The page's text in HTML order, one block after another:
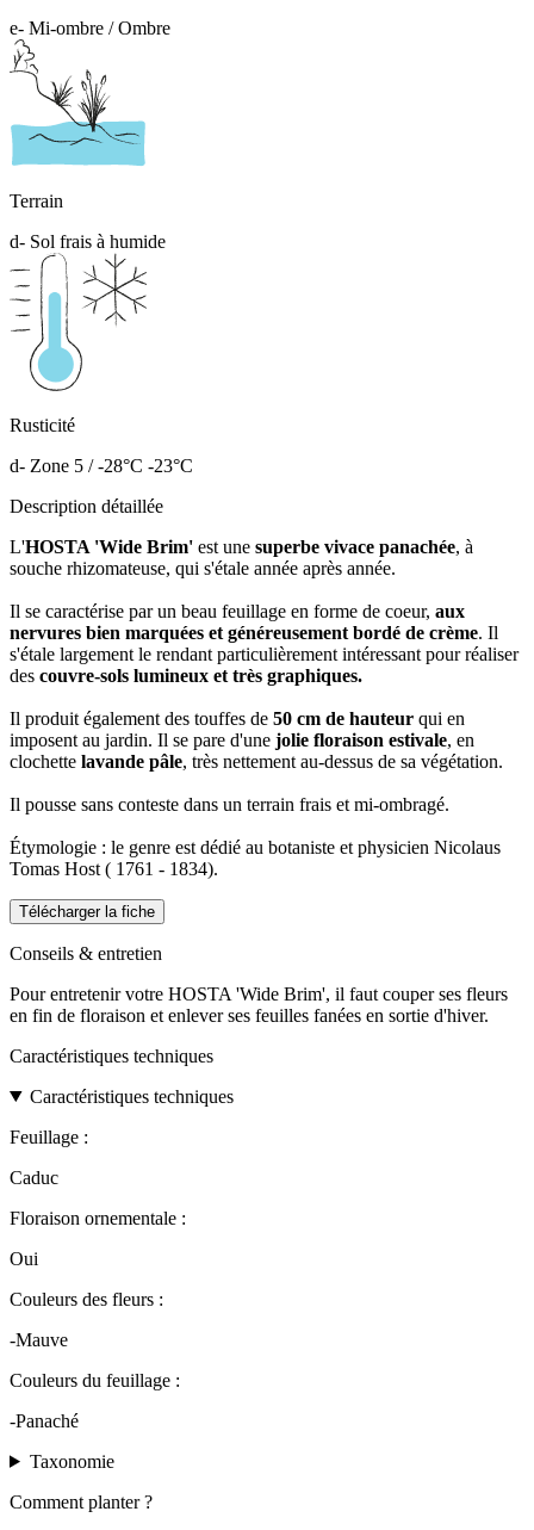
e- Mi-ombre / Ombre
Terrain
d- Sol frais à humide
Rusticité
d- Zone 5 / -28°C -23°C
Description détaillée
L'HOSTA 'Wide Brim' est une superbe vivace panachée, à
souche rhizomateuse, qui s'étale année après année.
Il se caractérise par un beau feuillage en forme de coeur, aux
nervures bien marquées et généreusement bordé de crème. Il
s'étale largement le rendant particulièrement intéressant pour réaliser
des couvre-sols lumineux et très graphiques.
Il produit également des touffes de 50 cm de hauteur qui en
imposent au jardin. Il se pare d'une jolie floraison estivale, en
clochette lavande pâle, très nettement au-dessus de sa végétation.
Il pousse sans conteste dans un terrain frais et mi-ombragé.
Étymologie : le genre est dédié au botaniste et physicien Nicolaus
Tomas Host ( 1761 - 1834).
Télécharger la fiche
Conseils & entretien
Pour entretenir votre HOSTA 'Wide Brim', il faut couper ses fleurs
en fin de floraison et enlever ses feuilles fanées en sortie d'hiver.
Caractéristiques techniques
Caractéristiques techniques
Feuillage :
Caduc
Floraison ornementale :
Oui
Couleurs des fleurs :
-Mauve
Couleurs du feuillage :
-Panaché
Taxonomie
Comment planter ?